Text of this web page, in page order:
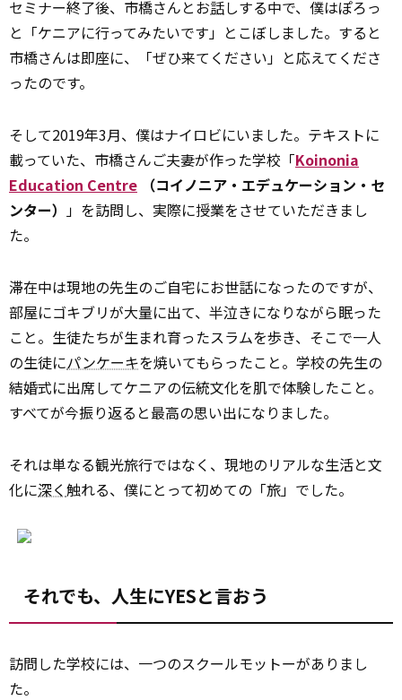
セミナー終了後、市橋さんとお話しする中で、僕はぽろっ
と「ケニアに行ってみたいです」とこぼしました。すると
市橋さんは即座に、「ぜひ来てください」と応えてくださ
ったのです。
そして2019年3月、僕はナイロビにいました。テキストに
載っていた、市橋さんご夫妻が作った学校「Koinonia
Education Centre （コイノニア・エデュケーション・セ
ンター） 」を訪問し、実際に授業をさせていただきまし
た。
滞在中は現地の先生のご自宅にお世話になったのですが、
部屋にゴキブリが大量に出て、半泣きになりながら眠った
こと。生徒たちが生まれ育ったスラムを歩き、そこで一人
の生徒にパンケーキを焼いてもらったこと。学校の先生の
結婚式に出席してケニアの伝統文化を肌で体験したこと。
すべてが今振り返ると最高の思い出になりました。
それは単なる観光旅行ではなく、現地のリアルな生活と文
化に深く触れる、僕にとって初めての「旅」でした。
それでも、人生にYESと言おう
訪問した学校には、一つのスクールモットーがありまし
た。